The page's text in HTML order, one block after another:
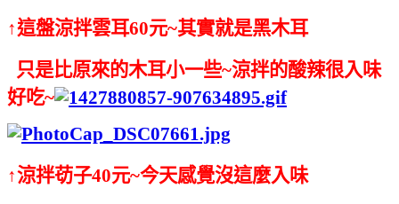
↑這盤涼拌雲耳60元~其實就是黑木耳
只是比原來的木耳小一些~涼拌的酸辣很入味
好吃~
↑涼拌苆子40元~今天感覺沒這麼入味